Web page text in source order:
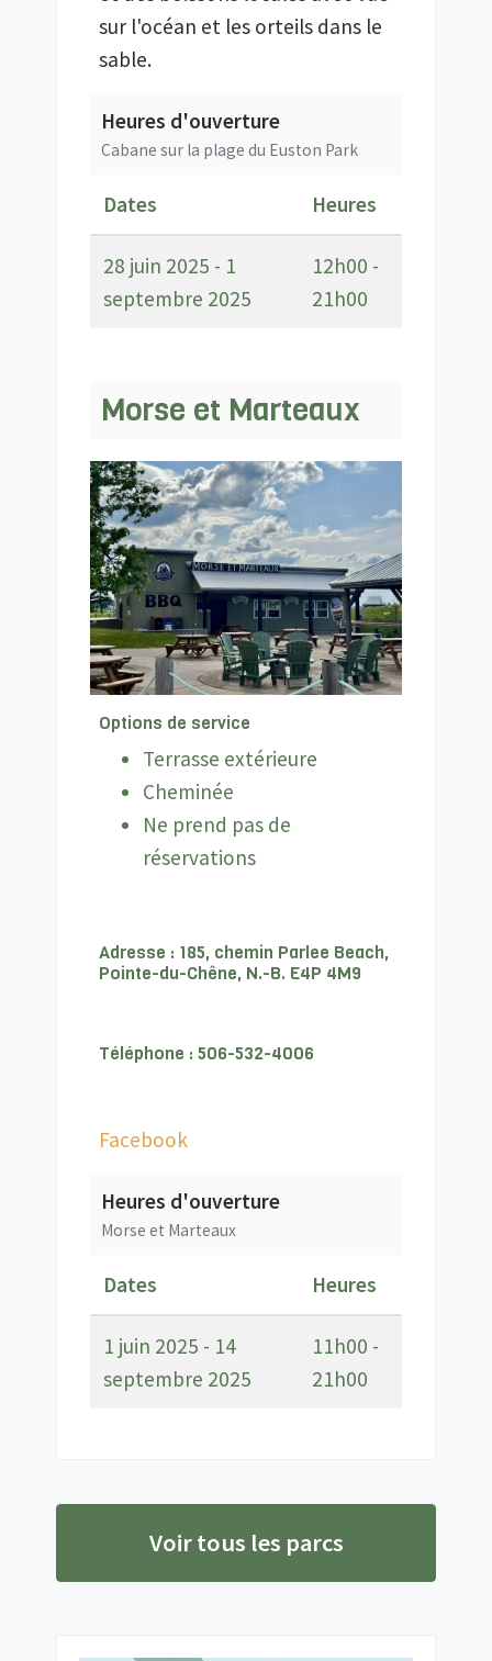
sur l'océan et les orteils dans le
sable.
Heures d'ouverture
Cabane sur la plage du Euston Park
Dates Heures
28 juin 2025 - 1
septembre 2025
12h00 -
21h00
Morse et Marteaux
Options de service
Terrasse extérieure
Cheminée
Ne prend pas de
réservations
Adresse : 185, chemin Parlee Beach,
Pointe-du-Chêne, N.-B. E4P 4M9
Téléphone : 506-532-4006
Facebook
Heures d'ouverture
Morse et Marteaux
Dates Heures
1 juin 2025 - 14
septembre 2025
11h00 -
21h00
Voir tous les parcs